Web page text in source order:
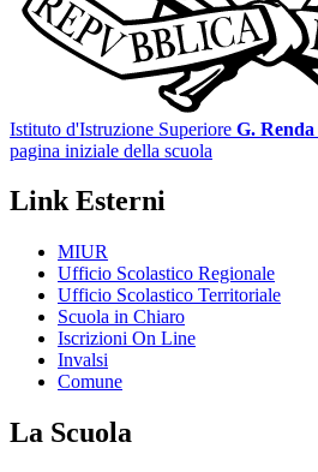
Istituto d'Istruzione Superiore G. Renda
pagina iniziale della scuola
Link Esterni
MIUR
Ufficio Scolastico Regionale
Ufficio Scolastico Territoriale
Scuola in Chiaro
Iscrizioni On Line
Invalsi
Comune
La Scuola